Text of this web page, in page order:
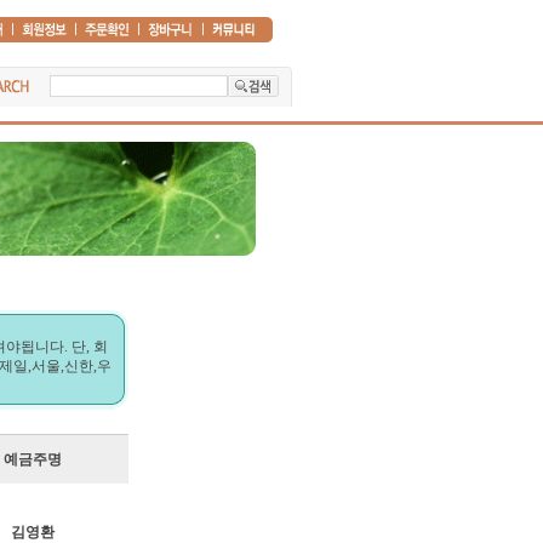
됩니다. 단, 회
일,서울,신한,우
예금주명
김영환